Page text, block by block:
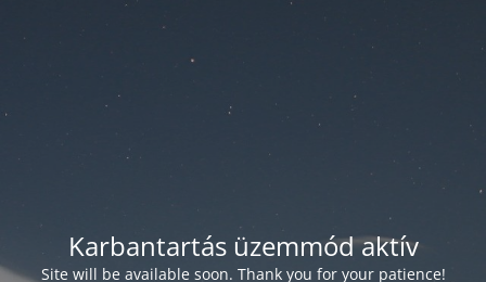
Karbantartás üzemmód aktív
Site will be available soon. Thank you for your patience!